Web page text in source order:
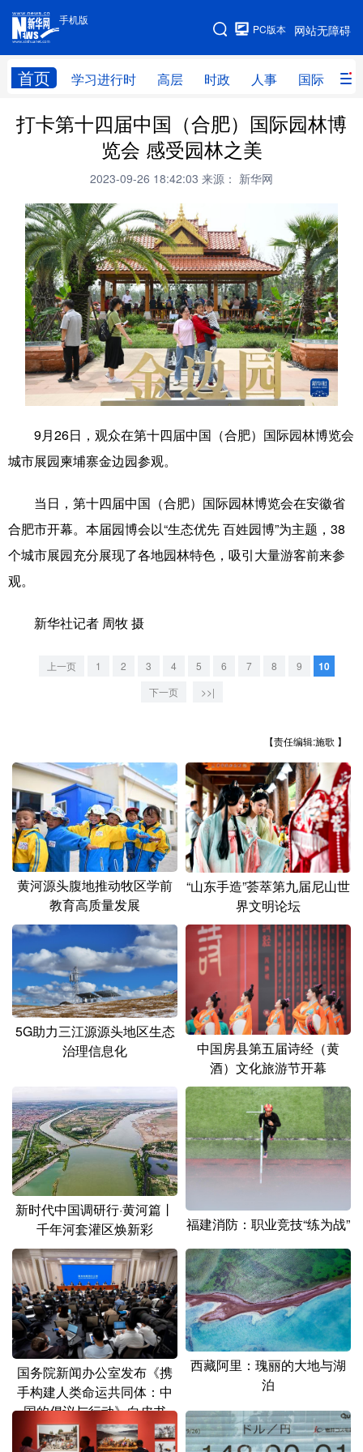
手机版
网站无障碍
PC版本
首页 学习进行时 高层 时政 人事 国际 财
手机版
网站地图
学习进行时 高层 时政 人事
财经 网评
全球连线
科技 科创 量子 体育
文化 书画 健康 军事
访谈 视频 图片 政务
法律 中央文件 金融 汽车
食品 人居 信息化 数字经济
学术中国 乡村振兴 银龄 溯源中国
城市 旅游 能源 会展
彩票 娱乐
公益 一带一路 亚太网 上市公司
文化产业
地方频道
北京 天津
辽宁 吉林 上海 江苏
福建
广东 广西 海南 重庆
四川 贵州 云南 西藏
陕西 甘肃 青海 宁夏
新疆 内蒙古 黑龙江
多语种频道
English Español Français عربى
Русский язык 日本語 한국어
Deutsch Português
打卡第十四届中国（合肥）国际园林博
览会 感受园林之美
2023-09-26 18:42:03 来源： 新华网
9月26日，观众在第十四届中国（合肥）国际园林博览会
城市展园柬埔寨金边园参观。
当日，第十四届中国（合肥）国际园林博览会在安徽省
合肥市开幕。本届园博会以“生态优先 百姓园博”为主题，38
个城市展园充分展现了各地园林特色，吸引大量游客前来参
观。
新华社记者 周牧 摄
上一页 1 2 3 4 5 6 7 8 9 10
下一页 >>|
【责任编辑:施歌 】
黄河源头腹地推动牧区学前
教育高质量发展
“山东手造”荟萃第九届尼山世
界文明论坛
5G助力三江源源头地区生态
治理信息化
中国房县第五届诗经（黄
酒）文化旅游节开幕
新时代中国调研行·黄河篇丨
千年河套灌区焕新彩
福建消防：职业竞技“练为战”
国务院新闻办公室发布《携
手构建人类命运共同体：中
国的倡议与行动》白皮书
西藏阿里：瑰丽的大地与湖
泊